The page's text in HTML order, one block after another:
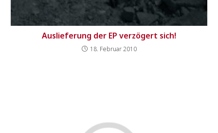
Auslieferung der EP verzögert sich!
18. Februar 2010